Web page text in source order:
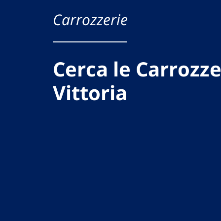
Carrozzerie
Cerca le
Vittoria